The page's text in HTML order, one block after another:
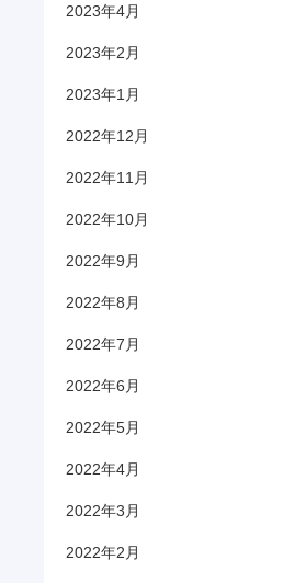
2023年4月
2023年2月
2023年1月
2022年12月
2022年11月
2022年10月
2022年9月
2022年8月
2022年7月
2022年6月
2022年5月
2022年4月
2022年3月
2022年2月